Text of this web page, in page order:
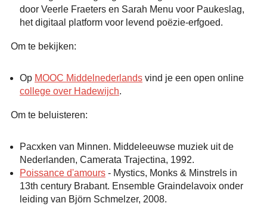
door Veerle Fraeters en Sarah Menu voor Paukeslag,
het digitaal platform voor levend poëzie-erfgoed.
Om te bekijken:
Op MOOC Middelnederlands vind je een open online
college over Hadewijch.
Om te beluisteren:
Pacxken van Minnen. Middeleeuwse muziek uit de
Nederlanden, Camerata Trajectina, 1992.
Poissance d'amours - Mystics, Monks & Minstrels in
13th century Brabant. Ensemble Graindelavoix onder
leiding van Björn Schmelzer, 2008.